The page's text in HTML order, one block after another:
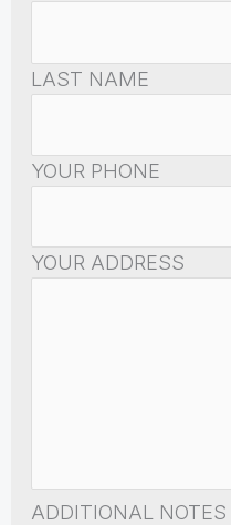
LAST NAME
YOUR PHONE
YOUR ADDRESS
ADDITIONAL NOTES